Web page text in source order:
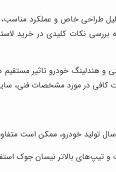
طراحی خاص و عملکرد مناسب،
نکات کلیدی در خرید
و هندلینگ خودرو تاثیر
کافی در مورد مشخصات فنی،
تولید خودرو، ممکن است
و تیپ‌های بالاتر نیسان جوک